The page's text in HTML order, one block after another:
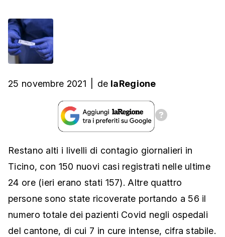
25 novembre 2021 de laRegione
Restano alti i livelli di contagio giornalieri in
Ticino, con 150 nuovi casi registrati nelle ultime
24 ore (ieri erano stati 157). Altre quattro
persone sono state ricoverate portando a 56 il
numero totale dei pazienti Covid negli ospedali
del cantone, di cui 7 in cure intense, cifra stabile.